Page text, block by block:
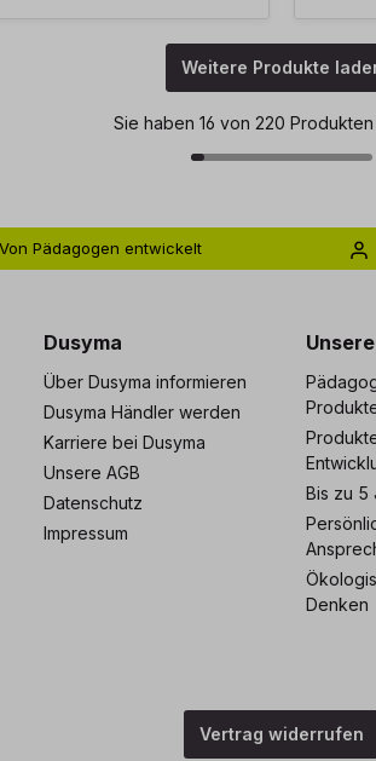
Weitere Produkte
Sie haben 16 von 220
Von Pädagogen entwickelt
Dusyma
Über Dusyma informieren
Dusyma Händler werden
Karriere bei Dusyma
Unsere AGB
Datenschutz
Impressum
Bis zu 5
Denken
Vertrag widerrufen